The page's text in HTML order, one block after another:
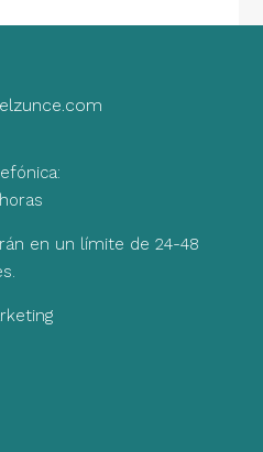
en un límite de 24-48